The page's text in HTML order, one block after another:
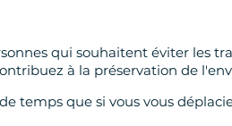
qui souhaitent éviter les
à la préservation de
temps que si vous vous